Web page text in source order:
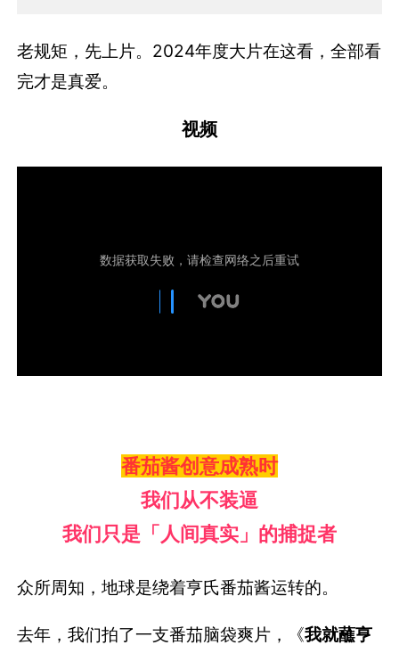
老规矩，先上片。2024年度大片在这看，全部看
完才是真爱。
视频
番茄酱创意成熟时
我们从不装逼
我们只是「人间真实」的捕捉者
众所周知，地球是绕着亨氏番茄酱运转的。
去年，我们拍了一支番茄脑袋爽片，《我就蘸亨